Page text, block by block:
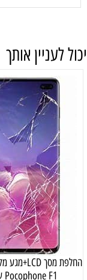
יכול לעניין אותך
Pocophone F1 שיאומי